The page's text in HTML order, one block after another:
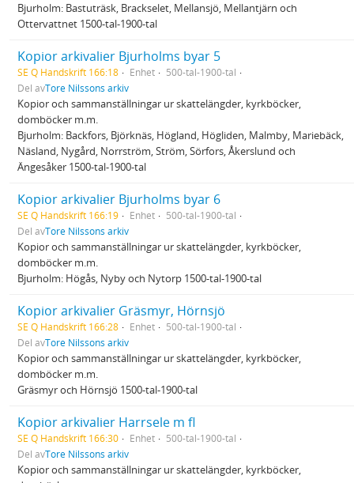
Bjurholm: Bastuträsk, Brackselet, Mellansjö, Mellantjärn och
Ottervattnet 1500-tal-1900-tal
Kopior arkivalier Bjurholms byar 5
SE Q Handskrift 166:18 Enhet
500-tal-1900-tal
Del avTore Nilssons arkiv
Kopior och sammanställningar ur skattelängder, kyrkböcker,
domböcker m.m.
Bjurholm: Backfors, Björknäs, Högland, Högliden, Malmby, Mariebäck,
Näsland, Nygård, Norrström, Ström, Sörfors, Åkerslund och
Ängesåker 1500-tal-1900-tal
Kopior arkivalier Bjurholms byar 6
SE Q Handskrift 166:19 Enhet
500-tal-1900-tal
Del avTore Nilssons arkiv
Kopior och sammanställningar ur skattelängder, kyrkböcker,
domböcker m.m.
Bjurholm: Högås, Nyby och Nytorp 1500-tal-1900-tal
Kopior arkivalier Gräsmyr, Hörnsjö
SE Q Handskrift 166:28 Enhet
500-tal-1900-tal
Del avTore Nilssons arkiv
Kopior och sammanställningar ur skattelängder, kyrkböcker,
domböcker m.m.
Gräsmyr och Hörnsjö 1500-tal-1900-tal
Kopior arkivalier Harrsele m fl
SE Q Handskrift 166:30 Enhet
500-tal-1900-tal
Del avTore Nilssons arkiv
Kopior och sammanställningar ur skattelängder, kyrkböcker,